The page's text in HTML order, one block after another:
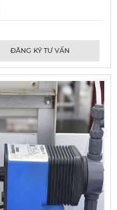
ĐĂNG KÝ TƯ VẤN